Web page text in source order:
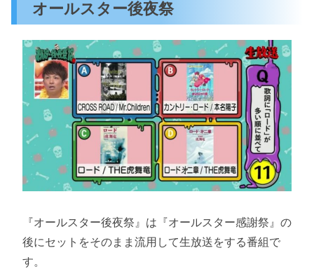
オールスター後夜祭
『オールスター後夜祭』は『オールスター感謝祭』の
後にセットをそのまま流用して生放送をする番組で
す。